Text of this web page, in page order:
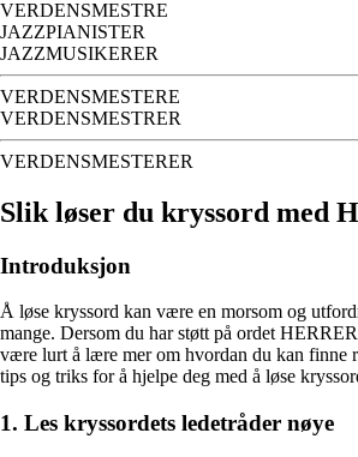
VERDENSMESTRE
JAZZPIANISTER
JAZZMUSIKERER
VERDENSMESTERE
VERDENSMESTRER
VERDENSMESTERER
Slik løser du kryssord med
Introduksjon
Å løse kryssord kan være en morsom og
mange. Dersom du har støtt på ordet
være lurt å lære mer om hvordan du kan finne
tips og triks for å hjelpe deg med å løse
1. Les kryssordets ledetråder nøye